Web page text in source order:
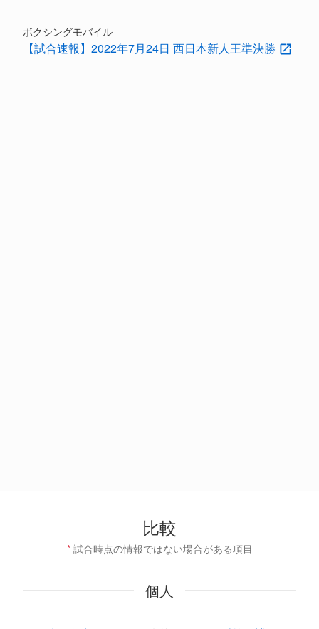
ボクシングモバイル
【試合速報】2022年7月24日 西日本新人王準決勝
比較
* 試合時点の情報ではない場合がある項目
個人